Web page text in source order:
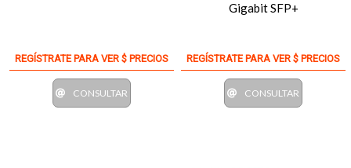
REGÍSTRATE PARA VER $ PRECIOS
CONSULTAR
Gigabit SFP+
REGÍSTRATE PARA VER $ PRECIOS
CONSULTAR